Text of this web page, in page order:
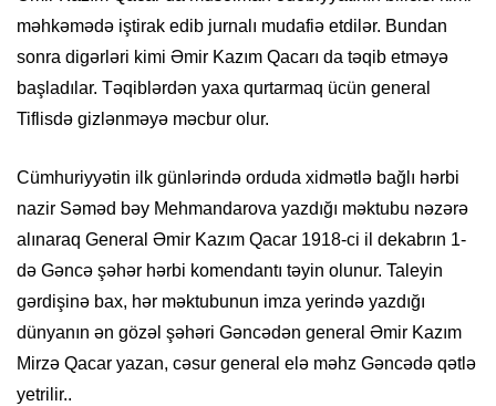
məhkəmədə iştirak edib jurnalı mudafiə etdilər. Bundan
sonra digərləri kimi Əmir Kazım Qacarı da təqib etməyə
başladılar. Təqiblərdən yaxa qurtarmaq ücün general
Tiflisdə gizlənməyə məcbur olur.
Cümhuriyyətin ilk günlərində orduda xidmətlə bağlı hərbi
nazir Səməd bəy Mehmandarova yazdığı məktubu nəzərə
alınaraq General Əmir Kazım Qacar 1918-ci il dekabrın 1-
də Gəncə şəhər hərbi komendantı təyin olunur. Taleyin
gərdişinə bax, hər məktubunun imza yerində yazdığı
dünyanın ən gözəl şəhəri Gəncədən general Əmir Kazım
Mirzə Qacar yazan, cəsur general elə məhz Gəncədə qətlə
yetrilir..